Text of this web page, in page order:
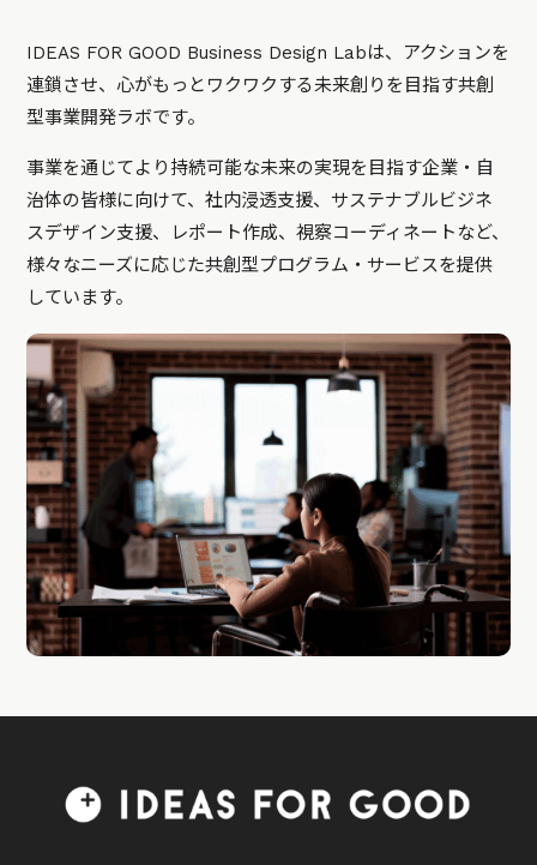
IDEAS FOR GOOD Business Design Labは、アクションを
連鎖させ、心がもっとワクワクする未来創りを目指す共創
型事業開発ラボです。
事業を通じてより持続可能な未来の実現を目指す企業・自
治体の皆様に向けて、社内浸透支援、サステナブルビジネ
スデザイン支援、レポート作成、視察コーディネートなど、
様々なニーズに応じた共創型プログラム・サービスを提供
しています。